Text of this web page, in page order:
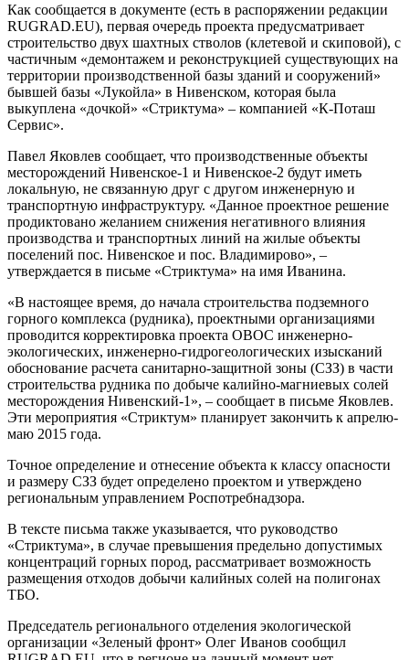
Как сообщается в документе (есть в распоряжении редакции
RUGRAD.EU), первая очередь проекта предусматривает
строительство двух шахтных стволов (клетевой и скиповой), с
частичным «демонтажем и реконструкцией существующих на
территории производственной базы зданий и сооружений»
бывшей базы «Лукойла» в Нивенском, которая была
выкуплена «дочкой» «Стриктума» – компанией «К-Поташ
Сервис».
Павел Яковлев сообщает, что производственные объекты
месторождений Нивенское-1 и Нивенское-2 будут иметь
локальную, не связанную друг с другом инженерную и
транспортную инфраструктуру. «Данное проектное решение
продиктовано желанием снижения негативного влияния
производства и транспортных линий на жилые объекты
поселений пос. Нивенское и пос. Владимирово», –
утверждается в письме «Стриктума» на имя Иванина.
«В настоящее время, до начала строительства подземного
горного комплекса (рудника), проектными организациями
проводится корректировка проекта ОВОС инженерно-
экологических, инженерно-гидрогеологических изысканий
обоснование расчета санитарно-защитной зоны (СЗЗ) в части
строительства рудника по добыче калийно-магниевых солей
месторождения Нивенский-1», – сообщает в письме Яковлев.
Эти мероприятия «Стриктум» планирует закончить к апрелю-
маю 2015 года.
Точное определение и отнесение объекта к классу опасности
и размеру СЗЗ будет определено проектом и утверждено
региональным управлением Роспотребнадзора.
В тексте письма также указывается, что руководство
«Стриктума», в случае превышения предельно допустимых
концентраций горных пород, рассматривает возможность
размещения отходов добычи калийных солей на полигонах
ТБО.
Председатель регионального отделения экологической
организации «Зеленый фронт» Олег Иванов сообщил